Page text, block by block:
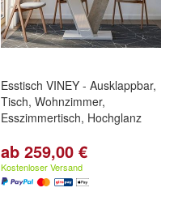
Esstisch VINEY - Ausklappbar,
Tisch, Wohnzimmer,
Esszimmertisch, Hochglanz
ab 259,00 €
Kostenloser Versand